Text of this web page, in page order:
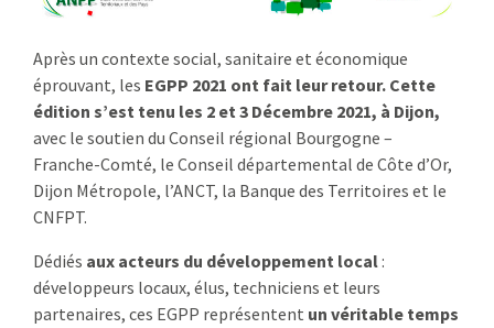
PUBLICATIONS
JURIDIQUE
EUROPE
EMPLOI
Après un contexte social, sanitaire et économique
éprouvant, les EGPP 2021 ont fait leur retour. Cette
édition s’est tenu les 2 et 3 Décembre 2021, à Dijon,
avec le soutien du Conseil régional Bourgogne –
Franche-Comté, le Conseil départemental de Côte d’Or,
Dijon Métropole, l’ANCT, la Banque des Territoires et le
CNFPT.
Dédiés aux acteurs du développement local :
développeurs locaux, élus, techniciens et leurs
partenaires, ces EGPP représentent un véritable temps